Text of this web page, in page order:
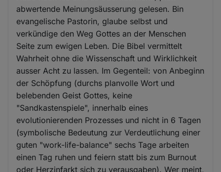
abwertende Meinungsäusserung gelesen. Bin
evangelische Pastorin, glaube selbst und
verkündige den Weg Gottes an der Menschen
Seite zum ewigen Leben. Die Bibel vermittelt
Wahrheit ohne die Wissenschaft und Wirklichkeit
ausser Acht zu lassen. Im Gegenteil: von Anbeginn
der Schöpfung (durchs planvolle Wort und
belebenden Geist Gottes, keine
"Sandkastenspiele", innerhalb eines
evolutionierenden Prozesses und nicht in 6 Tagen
(symbolische Bedeutung zur Verdeutlichung einer
guten "work-life-balance" sechs Tage arbeiten
einen Tag ruhen und feiern statt bis zum Burnout
oder Herzinfarkt sich zu verausgaben). Wer meint,